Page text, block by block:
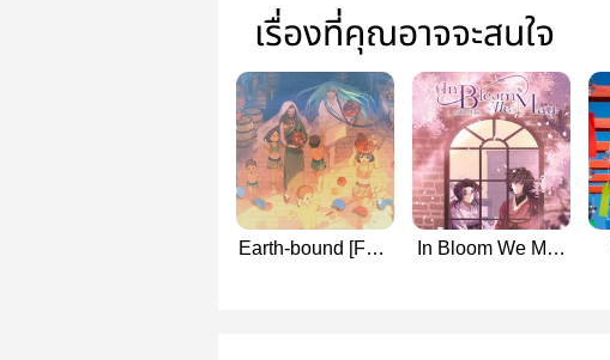
เรื่องที่คุณอาจจะสนใจ
Earth-bound [Fate
In Bloom We May